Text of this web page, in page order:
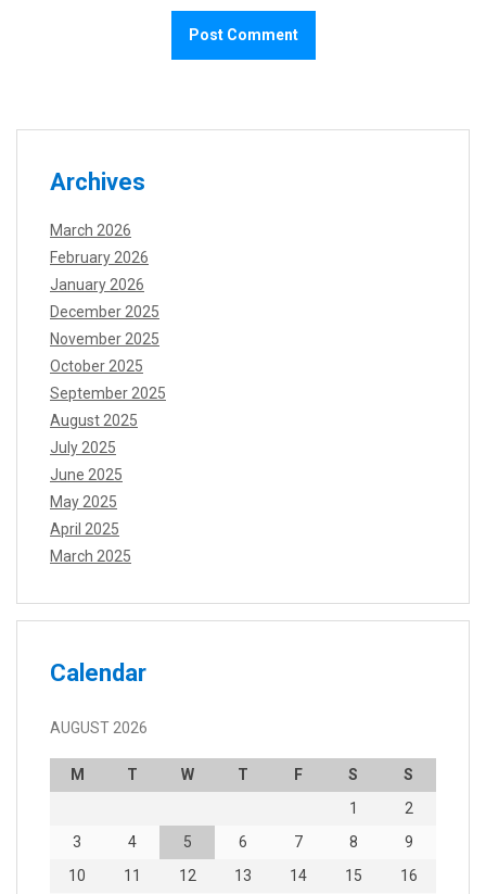
Archives
March 2026
February 2026
January 2026
December 2025
November 2025
October 2025
September 2025
August 2025
July 2025
June 2025
May 2025
April 2025
March 2025
Calendar
AUGUST 2026
M T W T F S
S
1
2
3
4 5 6 7 8
9
10
11 12 13 14 15
16